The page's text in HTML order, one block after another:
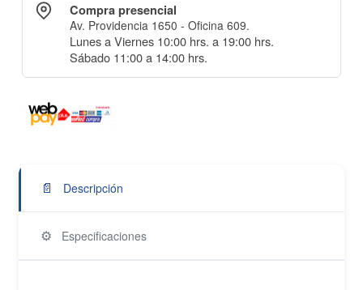
Compra presencial
Av. Providencia 1650 - Oficina 609.
Lunes a Viernes 10:00 hrs. a 19:00 hrs.
Sábado 11:00 a 14:00 hrs.
📄 Descripción
⚙️ Especificaciones